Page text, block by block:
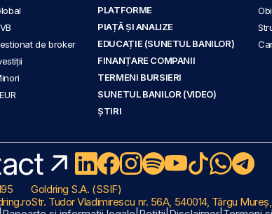
de broker
PLATFORME
PIAȚĂ ȘI ANALIZE
EDUCAȚIE (SUNETUL BANILOR)
FINANȚARE COMPANII
TERMENI BURSIERI
SUNETUL BANILOR (VIDEO)
ȘTIRI
Goldring S.A. (SSIF)
Str. Tudor Vladimirescu nr. 56A, 540014, Târgu